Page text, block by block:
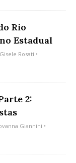
Rio
Estadual
Gisele Rosati •
2:
Giannini •